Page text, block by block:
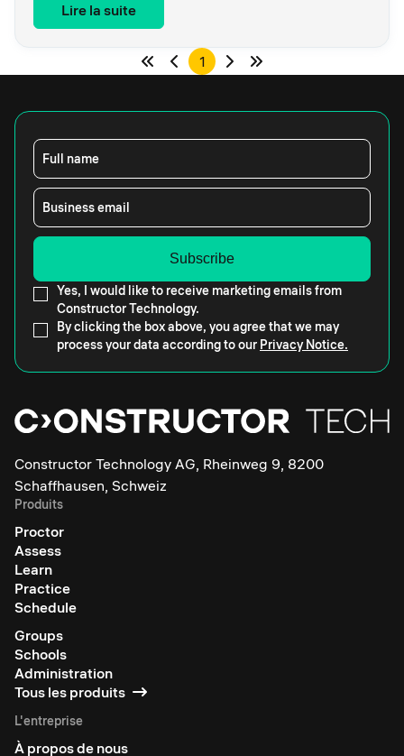
Lire la suite
1
Full name
Business email
Yes, I would like to receive marketing emails from
Constructor Technology.
By clicking the box above, you agree that we may
process your data according to our Privacy Notice.
Constructor Technology AG, Rheinweg 9, 8200
Schaffhausen, Schweiz
Produits
Proctor
Assess
Learn
Practice
Schedule
Groups
Schools
Administration
Tous les produits
L'entreprise
À propos de nous